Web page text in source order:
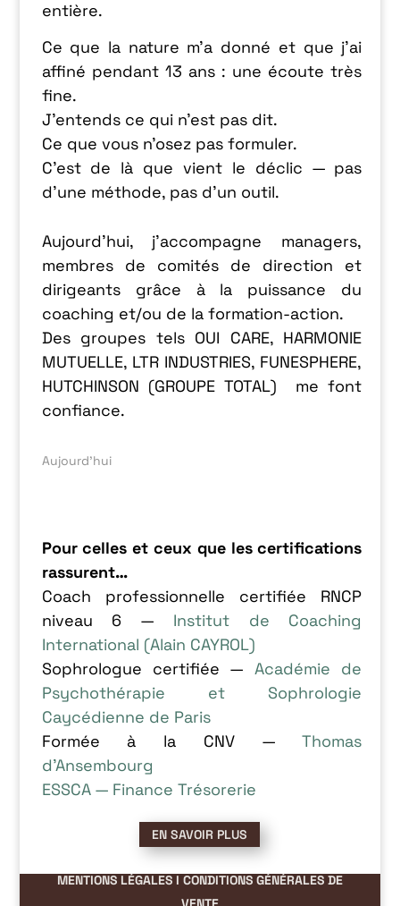
entière.
Ce que la nature m’a donné et que j’ai
affiné pendant 13 ans : une écoute très
fine.
J’entends ce qui n’est pas dit.
Ce que vous n’osez pas formuler.
C’est de là que vient le déclic — pas
d’une méthode, pas d’un outil.
Aujourd’hui, j’accompagne managers,
membres de comités de direction et
dirigeants grâce à la puissance du
coaching et/ou de la formation-action.
Des groupes tels OUI CARE, HARMONIE
MUTUELLE, LTR INDUSTRIES, FUNESPHERE,
HUTCHINSON (GROUPE TOTAL) me font
confiance.
Aujourd’hui
Pour celles et ceux que les certifications
rassurent…
Coach professionnelle certifiée RNCP
niveau 6 — Institut de Coaching
International (Alain CAYROL)
Sophrologue certifiée — Académie de
Psychothérapie et Sophrologie
Caycédienne de Paris
Formée à la CNV —Thomas
d’Ansembourg
ESSCA — Finance Trésorerie
EN SAVOIR PLUS
MENTIONS LÉGALESI CONDITIONS GÉNÉRALES DE